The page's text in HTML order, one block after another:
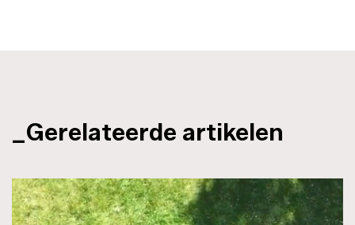
_Gerelateerde artikelen